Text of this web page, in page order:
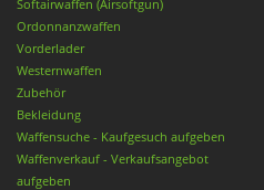
Softairwaffen (Airsoftgun)
Ordonnanzwaffen
Vorderlader
Westernwaffen
Zubehör
Bekleidung
Waffensuche - Kaufgesuch aufgeben
Waffenverkauf - Verkaufsangebot
aufgeben